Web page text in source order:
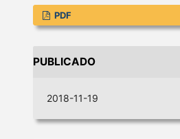
PDF
PUBLICADO
2018-11-19